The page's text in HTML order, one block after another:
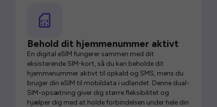
Behold dit hjemmenummer aktivt
En digital eSIM fungerer sammen med dit
eksisterende SIM-kort, så du kan beholde dit
hjemmenummer aktivt til opkald og SMS, mens du
bruger din eSIM til mobildata i udlandet. Denne dual-
SIM-opsætning giver dig større fleksibilitet og
hjælper dig med at holde forbindelsen under hele din